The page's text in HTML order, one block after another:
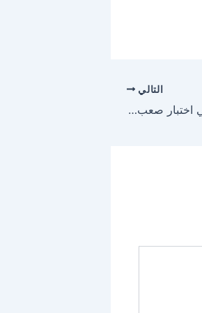
التالي
يوفنتوس يزور لاتسيو في اختبار صعب على ملعب الأولمبيكو في الدوري الإيطالي